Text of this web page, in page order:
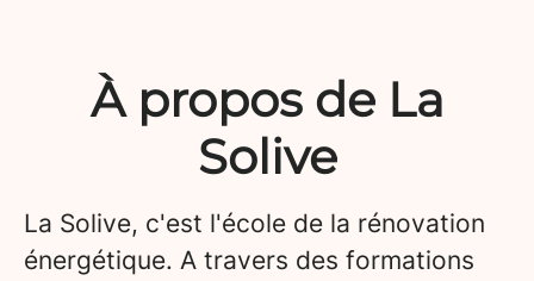
À propos de La
Solive
La Solive, c'est l'école de la rénovation
énergétique. A travers des formations